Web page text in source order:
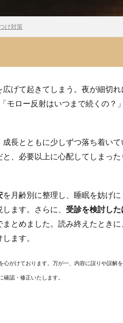
け対策
げて起きてしまう。夜が細切れ
モロー反射はいつまで続くの？
長とともに少しずつ落ち着いて
、必要以上に心配してしまった
を月齢別に整理し、睡眠を妨げに
ます。さらに、 受診を検討した
とめました。読み終えたときに
ます。
心がけております。万が一、内容に誤りや誤解
確認・修正いたします。